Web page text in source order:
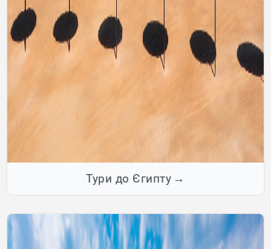
Тури до Єгипту